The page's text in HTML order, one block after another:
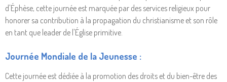
d'Éphèse, cette journée est marquée par des services religieux pour
honorer sa contribution à la propagation du christianisme et son rôle
en tant que leader de l'Église primitive.
Journée Mondiale de la Jeunesse :
Cette journée est dédiée à la promotion des droits et du bien-être des